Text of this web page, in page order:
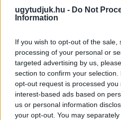
ugytudjuk.hu - Do Not
Information
If you wish to opt-out of the
processing of your personal or
targeted advertising by us,
section to confirm your
opt-out request is processed you
interest-based ads based on
us or personal information
your opt-out. You may
A gazdasági helyzet miatt nem
NAPOK ALATT
2023. Április. 12. 11:41
Május 5-ig egészen biztosan új
Hunyadi és a Szent Flórián -
CSÜTÖRTÖKTŐL
KI A PENNY
2023. március. 16. 19:16
Érdemes lesz odafigyelni.